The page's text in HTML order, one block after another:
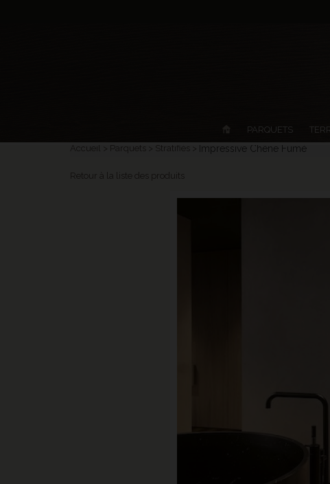
Accueil Parquets Stratifiés Impressive Chêne Fumé
Retour à la liste des produits
PARQUETS